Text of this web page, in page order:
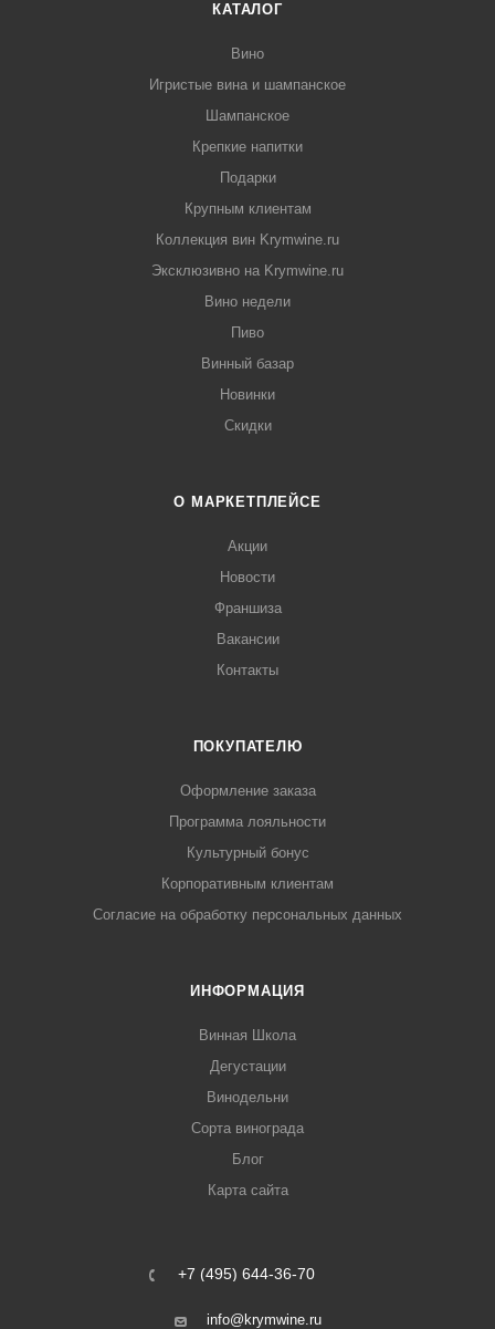
КАТАЛОГ
Вино
Игристые вина и шампанское
Шампанское
Крепкие напитки
Подарки
Крупным клиентам
Коллекция вин Krymwine.ru
Эксклюзивно на Krymwine.ru
Вино недели
Пиво
Винный базар
Новинки
Скидки
О МАРКЕТПЛЕЙСЕ
Акции
Новости
Франшиза
Вакансии
Контакты
ПОКУПАТЕЛЮ
Оформление заказа
Программа лояльности
Культурный бонус
Корпоративным клиентам
Согласие на обработку персональных данных
ИНФОРМАЦИЯ
Винная Школа
Дегустации
Винодельни
Сорта винограда
Блог
Карта сайта
+7 (495) 644-36-70
info@krymwine.ru